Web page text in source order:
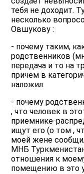
тебя не доходит.
несколько
Овшукову :
- почему таким,
родственников
передача и то на
причем в
наложил.
- почему
, что человек в
приемнике-
ищут его (о том ,
моей жене
МНБ
отношения к
помещению в это